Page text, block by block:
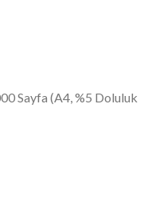
Sayfa (A4, %5 Doluluk